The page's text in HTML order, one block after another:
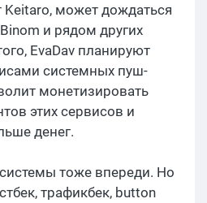
Keitaro, может дождаться
и рядом других
EvaDav планируют
системных пуш-
монетизировать
этих сервисов и
денег.
тоже впереди. Но
трафикбек, button